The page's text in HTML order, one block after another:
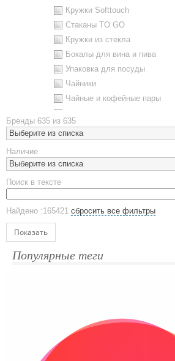
Кружки Softtouch
Стаканы TO GO
Кружки из стекла
Бокалы для вина и пива
Упаковка для посуды
Чайники
Чайные и кофейные пары
Наборы посуды
Предметы сервировки
Стаканы
Эко кружки
ЕВРОПОСУДА
Аксессуары
Ежедневники и блокноты
Датированные ежедневники
Планинги недатированные
Телефонные книжки
Бренды 635 из 635
Выберите из списка
Наличие
Выберите из списка
Поиск в тексте
Найдено :165421 сбросить все фильтры
Показать
Популярные теги